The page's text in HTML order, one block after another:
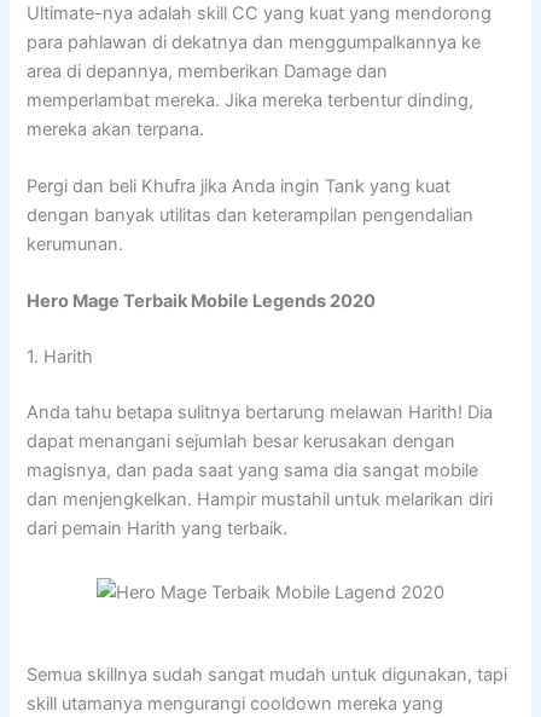
Ultimate-nya adalah skill CC yang kuat yang mendorong
para pahlawan di dekatnya dan menggumpalkannya ke
area di depannya, memberikan Damage dan
memperlambat mereka. Jika mereka terbentur dinding,
mereka akan terpana.
Pergi dan beli Khufra jika Anda ingin Tank yang kuat
dengan banyak utilitas dan keterampilan pengendalian
kerumunan.
Hero Mage Terbaik Mobile Legends 2020
1. Harith
Anda tahu betapa sulitnya bertarung melawan Harith! Dia
dapat menangani sejumlah besar kerusakan dengan
magisnya, dan pada saat yang sama dia sangat mobile
dan menjengkelkan. Hampir mustahil untuk melarikan diri
dari pemain Harith yang terbaik.
Semua skillnya sudah sangat mudah untuk digunakan, tapi
skill utamanya mengurangi cooldown mereka yang